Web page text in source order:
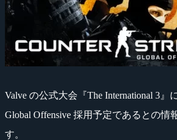
Valve の公式大会『The International 3』
Global Offensive 採用予定であるとの情
す。